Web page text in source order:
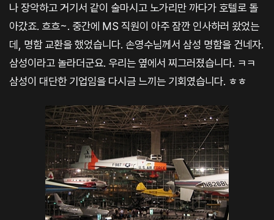
나 장악하고 거기서 같이 술마시고 노가리만 까다가 호텔로 돌
아갔죠. 흐흐~. 중간에 MS 직원이 아주 잠깐 인사하러 왔었는
데, 명함 교환을 했었습니다. 손영수님께서 삼성 명함을 건네자.
삼성이라고 놀라더군요. 우리는 옆에서 찌그러졌습니다. ㅋㅋ
삼성이 대단한 기업임을 다시금 느끼는 기회였습니다. ㅎㅎ